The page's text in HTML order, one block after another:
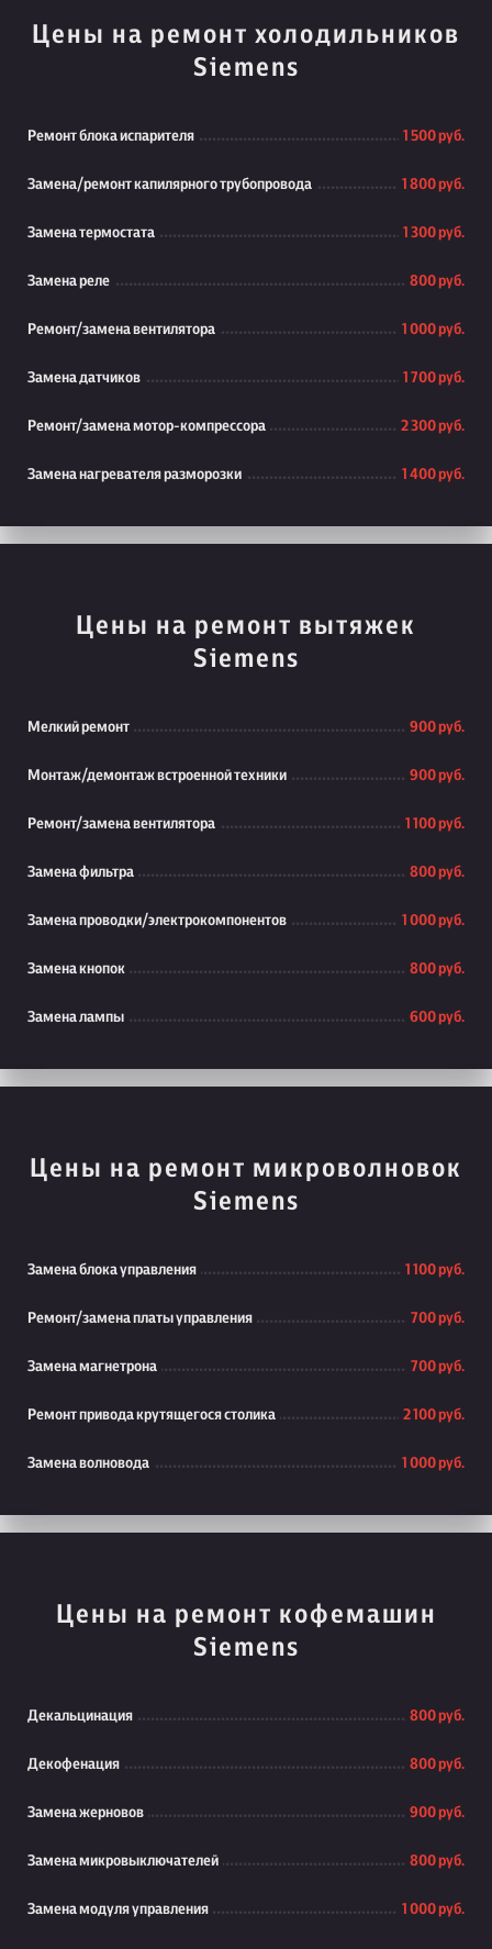
Цены на ремонт холодильников
Siemens
Ремонт блока испарителя 1 500 руб.
Замена/ремонт капилярного трубопровода 1 800 руб.
Замена термостата 1 300 руб.
Замена реле 800 руб.
Ремонт/замена вентилятора 1 000 руб.
Замена датчиков 1 700 руб.
Ремонт/замена мотор-компрессора 2 300 руб.
Замена нагревателя разморозки 1 400 руб.
Цены на ремонт вытяжек
Siemens
Мелкий ремонт 900 руб.
Монтаж/демонтаж встроенной техники 900 руб.
Ремонт/замена вентилятора 1 100 руб.
Замена фильтра 800 руб.
Замена проводки/электрокомпонентов 1 000 руб.
Замена кнопок 800 руб.
Замена лампы 600 руб.
Цены на ремонт микроволновок
Siemens
Замена блока управления 1 100 руб.
Ремонт/замена платы управления 700 руб.
Замена магнетрона 700 руб.
Ремонт привода крутящегося столика 2 100 руб.
Замена волновода 1 000 руб.
Цены на ремонт кофемашин
Siemens
Декальцинация 800 руб.
Декофенация 800 руб.
Замена жерновов 900 руб.
Замена микровыключателей 800 руб.
Замена модуля управления 1 000 руб.